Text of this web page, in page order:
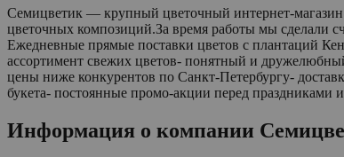
Семицветик — крупный цветочный интернет-магазин
цветочных композиций.За время работы мы сделали
Ежедневные прямые поставки цветов с плантаций
ассортимент свежих цветов- понятный и
цены ниже конкурентов по Санкт-Петербургу-
букета- постоянные промо-акции перед праздниками
Информация о компании